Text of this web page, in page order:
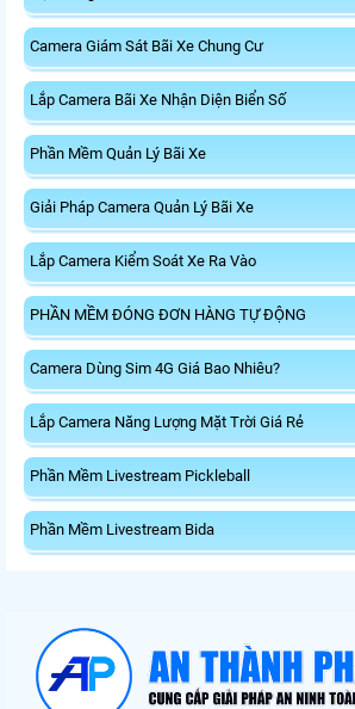
Camera Giám Sát Bãi Xe Chung Cư
Lắp Camera Bãi Xe Nhận Diện Biển Số
Phần Mềm Quản Lý Bãi Xe
Giải Pháp Camera Quản Lý Bãi Xe
Lắp Camera Kiểm Soát Xe Ra Vào
PHẦN MỀM ĐÓNG ĐƠN HÀNG TỰ ĐỘNG
Camera Dùng Sim 4G Giá Bao Nhiêu?
Lắp Camera Năng Lượng Mặt Trời Giá Rẻ
Phần Mềm Livestream Pickleball
Phần Mềm Livestream Bida